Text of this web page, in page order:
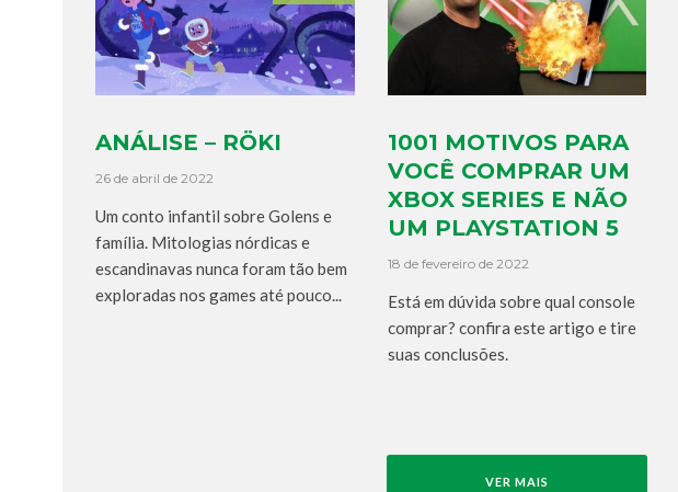
ANÁLISE – RÖKI
26 de abril de 2022
Um conto infantil sobre Golens e
família. Mitologias nórdicas e
escandinavas nunca foram tão bem
exploradas nos games até pouco...
1001 MOTIVOS PARA
VOCÊ COMPRAR UM
XBOX SERIES E NÃO
UM PLAYSTATION 5
18 de fevereiro de 2022
Está em dúvida sobre qual console
comprar? confira este artigo e tire
suas conclusões.
VER MAIS